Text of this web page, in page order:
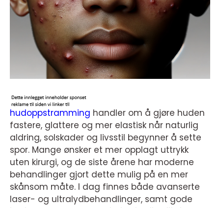
hudoppstramming handler om å gjøre huden
fastere, glattere og mer elastisk når naturlig
aldring, solskader og livsstil begynner å sette
spor. Mange ønsker et mer opplagt uttrykk
uten kirurgi, og de siste årene har moderne
behandlinger gjort dette mulig på en mer
skånsom måte. I dag finnes både avanserte
laser- og ultralydbehandlinger, samt gode